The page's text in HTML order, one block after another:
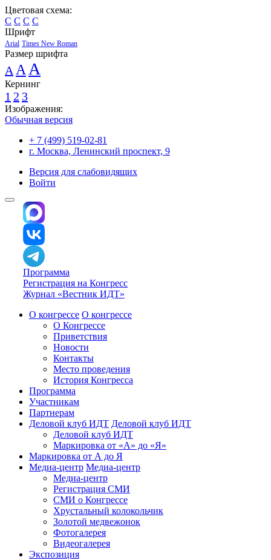
Цветовая схема:
C C C C
Шрифт
Arial Times New Roman
Размер шрифта
A A A
Кернинг
1 2 3
Изображения:
Обычная версия
+ 7 (499) 519-02-81
г. Москва, Ленинский проспект, 9
Версия для слабовидящих
Войти
Программа
Регистрация на Конгресс
Журнал «Вестник ИДТ»
О конгрессе О конгрессе
О Конгрессе
Приветствия
Новости
Контакты
Место проведения
История Конгресса
Программа
Участникам
Партнерам
Деловой клуб ИДТ Деловой клуб ИДТ
Деловой клуб ИДТ
Маркировка от «А» до «Я»
Маркировка от А до Я
Медиа-центр Медиа-центр
Медиа-центр
Регистрация СМИ
СМИ о Конгрессе
Хрустальный колокольчик
Золотой медвежонок
Фотогалерея
Видеогалерея
Экспозиция